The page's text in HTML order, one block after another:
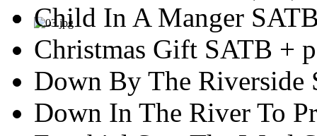
Child In A Manger
Christmas Gift SATB + p
Down By The Riverside
Down In The River To